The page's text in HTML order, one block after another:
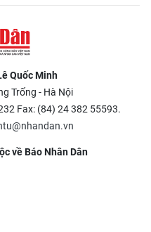
Quốc Minh
Trống - Hà Nội
Fax: (84) 24 382 55593.
về Báo Nhân Dân